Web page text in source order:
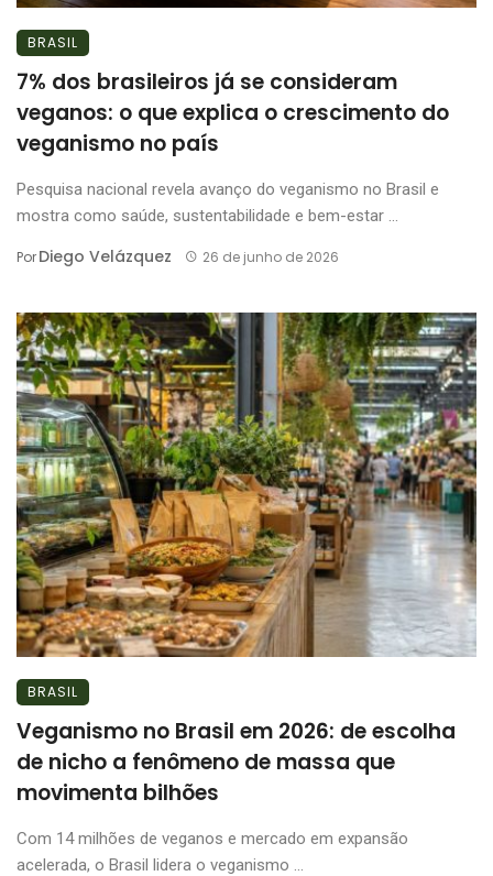
BRASIL
7% dos brasileiros já se consideram
veganos: o que explica o crescimento do
veganismo no país
Pesquisa nacional revela avanço do veganismo no Brasil e
mostra como saúde, sustentabilidade e bem-estar ...
PorDiego Velázquez 26 de junho de 2026
BRASIL
Veganismo no Brasil em 2026: de escolha
de nicho a fenômeno de massa que
movimenta bilhões
Com 14 milhões de veganos e mercado em expansão
acelerada, o Brasil lidera o veganismo ...